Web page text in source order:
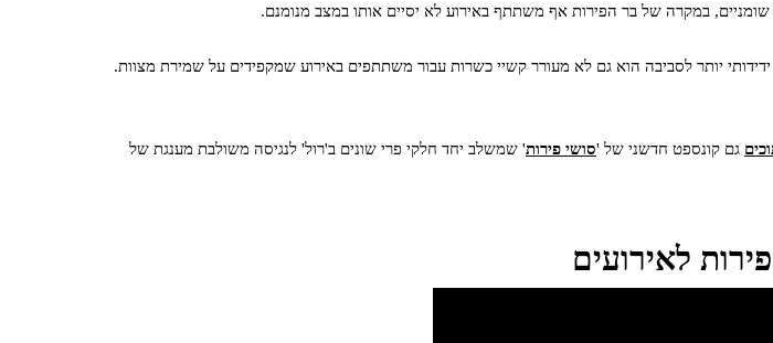
במקרה של בר הפירות אף משתתף באירוע לא יסיים אותו במצב מנומנם.
יותר לסביבה הוא גם לא מעורר קשיי כשרות עבור משתתפים באירוע שמקפידים על שמירת מצוות.
גם קונספט חדשני של 'סושי פירות' שמשלב יחד חלקי פרי שונים ב'רול' לנגיסה משולבת מענגת של
לאירועים